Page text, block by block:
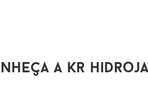
a kr